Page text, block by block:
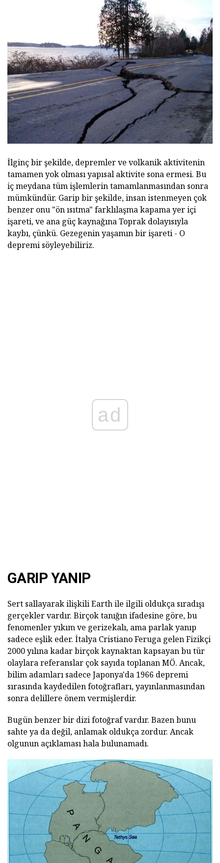
İlginç bir şekilde, depremler ve volkanik aktivitenin
tamamen yok olması yapısal aktivite sona ermesi. Bu
iç meydana tüm işlemlerin tamamlanmasından sonra
mümkündür. Garip bir şekilde, insan istenmeyen çok
benzer onu "ön ısıtma" farklılaşma kapama yer içi
işareti, ve ana güç kaynağına Toprak dolayısıyla
kaybı, çünkü. Gezegenin yaşamın bir işareti - O
depremi söyleyebiliriz.
ad
GARIP YANIP
Sert sallayarak ilişkili Earth ile ilgili oldukça sıradışı
gerçekler vardır. Birçok tanığın ifadesine göre, bu
fenomenler yıkım ve gerizekalı, ama parlak yanıp
sadece eşlik eder. İtalya Cristiano Feruga gelen Fizikçi
2000 yılına kadar birçok kaynaktan kapsayan bu tür
olaylara referanslar çok sayıda toplanan MÖ. Ancak,
bilim adamları sadece Japonya'da 1966 depremi
sırasında kaydedilen fotoğrafları, yayınlanmasından
sonra delillere önem vermişlerdir.
Bugün benzer bir dizi fotoğraf vardır. Bazen bunu
sahte ya da değil, anlamak oldukça zordur. Ancak
olgunun açıklaması hala bulunamadı.